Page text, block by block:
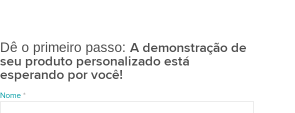
Dê o primeiro passo: A demonstração de
seu produto personalizado está
esperando por você!
Nome *